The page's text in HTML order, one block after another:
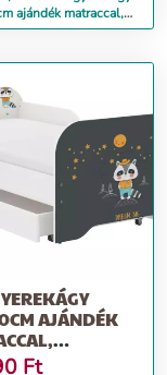
nélkül -...
Ft